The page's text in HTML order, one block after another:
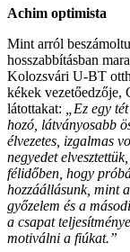
Achim optimista
Mint arról
hosszabbításban
Kolozsvári U-BT
kékek vezetőedzője,
látottakat: „Ez egy
hozó, látványosabb
élvezetes, izgalmas
negyedet
félidőben, hogy
hozzáállásunk, mint
győzelem és a
a csapat
motiválni a fiúkat.”